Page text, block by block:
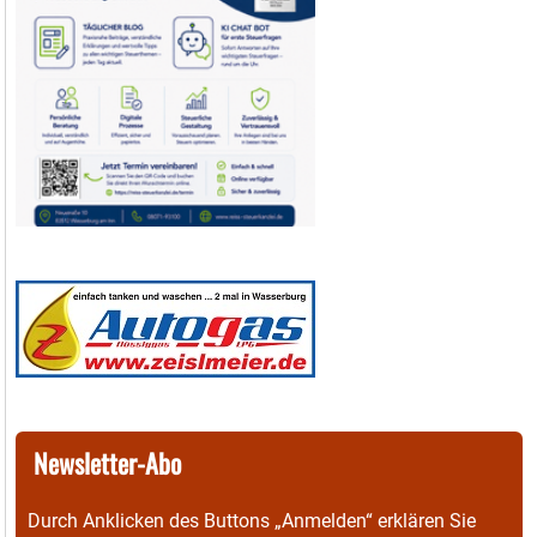
Newsletter-Abo
Durch Anklicken des Buttons „Anmelden“ erklären Sie